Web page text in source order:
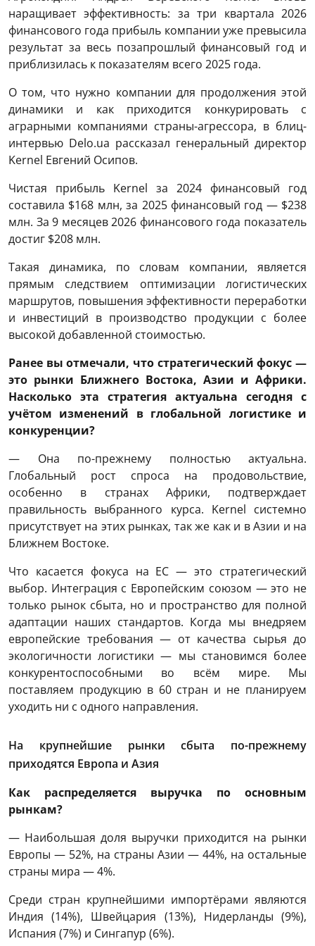
наращивает эффективность: за три квартала 2026
финансового года прибыль компании уже превысила
результат за весь позапрошлый финансовый год и
приблизилась к показателям всего 2025 года.
О том, что нужно компании для продолжения этой
динамики и как приходится конкурировать с
аграрными компаниями страны-агрессора, в блиц-
интервью Delo.ua рассказал генеральный директор
Kernel Евгений Осипов.
Чистая прибыль Kernel за 2024 финансовый год
составила $168 млн, за 2025 финансовый год — $238
млн. За 9 месяцев 2026 финансового года показатель
достиг $208 млн.
Такая динамика, по словам компании, является
прямым следствием оптимизации логистических
маршрутов, повышения эффективности переработки
и инвестиций в производство продукции с более
высокой добавленной стоимостью.
Ранее вы отмечали, что стратегический фокус —
это рынки Ближнего Востока, Азии и Африки.
Насколько эта стратегия актуальна сегодня с
учётом изменений в глобальной логистике и
конкуренции?
— Она по-прежнему полностью актуальна.
Глобальный рост спроса на продовольствие,
особенно в странах Африки, подтверждает
правильность выбранного курса. Kernel системно
присутствует на этих рынках, так же как и в Азии и на
Ближнем Востоке.
Что касается фокуса на ЕС — это стратегический
выбор. Интеграция с Европейским союзом — это не
только рынок сбыта, но и пространство для полной
адаптации наших стандартов. Когда мы внедряем
европейские требования — от качества сырья до
экологичности логистики — мы становимся более
конкурентоспособными во всём мире. Мы
поставляем продукцию в 60 стран и не планируем
уходить ни с одного направления.
На крупнейшие рынки сбыта по-прежнему
приходятся Европа и Азия
Как распределяется выручка по основным
рынкам?
— Наибольшая доля выручки приходится на рынки
Европы — 52%, на страны Азии — 44%, на остальные
страны мира — 4%.
Среди стран крупнейшими импортёрами являются
Индия (14%), Швейцария (13%), Нидерланды (9%),
Испания (7%) и Сингапур (6%).